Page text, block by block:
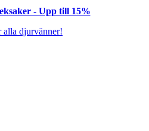
- Upp till 15%